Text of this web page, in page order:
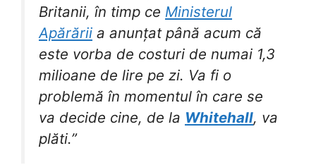
Britanii, în timp ce Ministerul
Apărării a anunțat până acum că
este vorba de costuri de numai 1,3
milioane de lire pe zi. Va fi o
problemă în momentul în care se
va decide cine, de la Whitehall, va
plăti.”